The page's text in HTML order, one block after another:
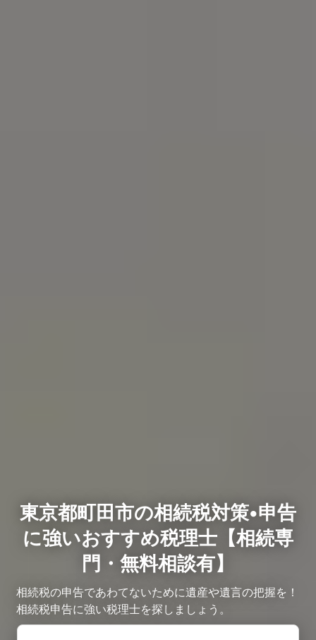
東京都町田市の相続税対策•申告
に強いおすすめ税理士【相続専
門・無料相談有】
相続税の申告であわてないために遺産や遺言の把握を！
相続税申告に強い税理士を探しましょう。